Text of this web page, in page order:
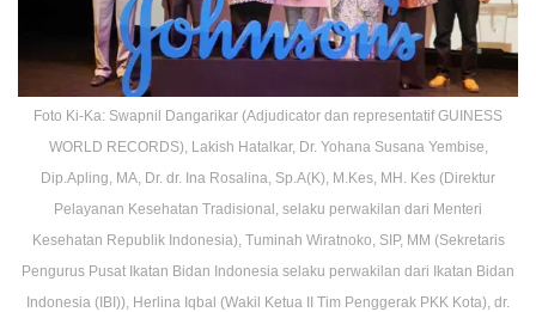
Foto Ki-Ka: Swapnil Dangarikar (Adjudicator dan representatif GUINESS
WORLD RECORDS), Lakish Hatalkar, Dr. Yohana Susana Yembise,
Dip.Apling, MA, Dr. dr. Ina Rosalina, Sp.A(K), M.Kes, MH. Kes (Direktur
Pelayanan Kesehatan Tradisional, selaku perwakilan dari Menteri
Kesehatan Republik Indonesia), Tuminah Wiratnoko, SIP, MM (Sekretaris
Pengurus Pusat Ikatan Bidan Indonesia selaku perwakilan dari Ikatan Bidan
Indonesia (IBI)), Herlina Iqbal (Wakil Ketua II Tim Penggerak PKK Kota), dr.